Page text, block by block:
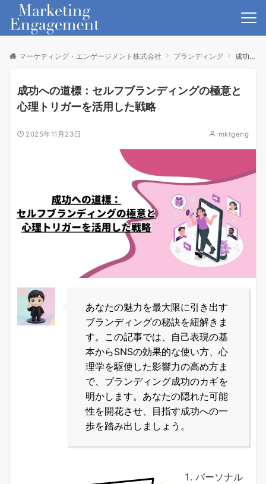
マーケティング・エンゲージメント株式会社 ブランディング 成功への道標：セルフブランディングの極意と心理トリガーを活用した戦略
成功への道標：セルフブランディングの極意と
心理トリガーを活用した戦略
2025年11月23日 mktgeng
あなたの魅力を最大限に引き出す
ブランディングの秘訣を紐解きま
す。この記事では、自己表現の基
本からSNSの効果的な使い方、心
理学を駆使した影響力の高め方ま
で、ブランディング成功のカギを
明かします。あなたの隠れた可能
性を開花させ、目指す成功への一
歩を踏み出しましょう。
パーソナル